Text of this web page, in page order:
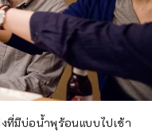
ที่มีบ่อน้ำพุร้อนแบบไปเช้า